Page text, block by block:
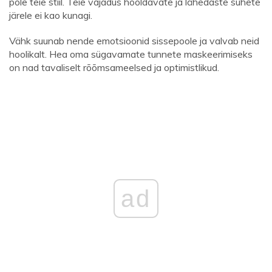
järele ei kao kunagi.
Vähk suunab nende emotsioonid sissepoole ja valvab neid
hoolikalt. Hea oma sügavamate tunnete maskeerimiseks
on nad tavaliselt rõõmsameelsed ja optimistlikud.
ad